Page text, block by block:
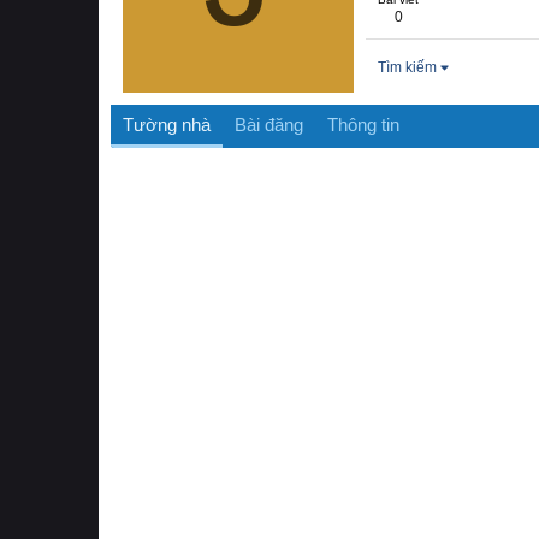
0
Tìm kiếm
Tường nhà Bài đăng Thông tin